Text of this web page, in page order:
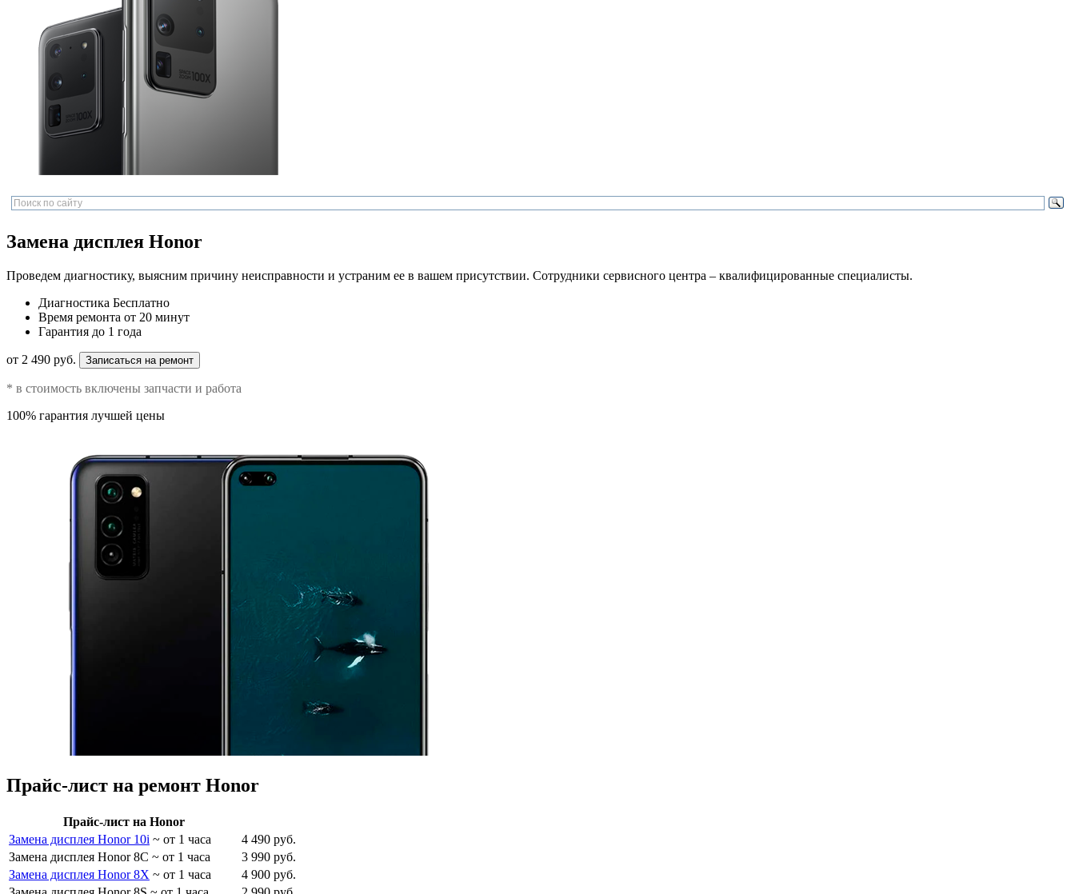
Замена дисплея Honor
Проведем диагностику, выясним причину неисправности и устраним ее в вашем присутствии. Сотрудники сервисного центра – квалифицированные специалисты.
Диагностика Бесплатно
Время ремонта от 20 минут
Гарантия до 1 года
от 2 490 руб. Записаться на ремонт
* в стоимость включены запчасти и работа
100% гарантия лучшей цены
Прайс-лист на ремонт Honor
Прайс-лист на Honor
Замена дисплея Honor 10i ~ от 1 часа
4 490 руб.
Замена дисплея Honor 8C ~ от 1 часа
3 990 руб.
Замена дисплея Honor 8X ~ от 1 часа
4 900 руб.